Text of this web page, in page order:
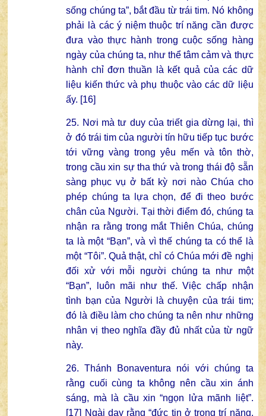
sống chúng ta”, bắt đầu từ trái tim. Nó không
phải là các ý niệm thuộc trí năng cần được
đưa vào thực hành trong cuộc sống hàng
ngày của chúng ta, như thể tâm cảm và thực
hành chỉ đơn thuần là kết quả của các dữ
liệu kiến ​​thức và phụ thuộc vào các dữ liệu
ấy. [16]
25. Nơi mà tư duy của triết gia dừng lại, thì
ở đó trái tim của người tín hữu tiếp tục bước
tới vững vàng trong yêu mến và tôn thờ,
trong cầu xin sự tha thứ và trong thái độ sẵn
sàng phục vụ ở bất kỳ nơi nào Chúa cho
phép chúng ta lựa chọn, để đi theo bước
chân của Người. Tại thời điểm đó, chúng ta
nhận ra rằng trong mắt Thiên Chúa, chúng
ta là một “Bạn”, và vì thế chúng ta có thể là
một “Tôi”. Quả thật, chỉ có Chúa mới đề nghị
đối xử với mỗi người chúng ta như một
“Bạn”, luôn mãi như thế. Việc chấp nhận
tình bạn của Người là chuyện của trái tim;
đó là điều làm cho chúng ta nên như những
nhân vị theo nghĩa đầy đủ nhất của từ ngữ
này.
26. Thánh Bonaventura nói với chúng ta
rằng cuối cùng ta không nên cầu xin ánh
sáng, mà là cầu xin “ngọn lửa mãnh liệt”.
[17] Ngài dạy rằng “đức tin ở trong trí năng,